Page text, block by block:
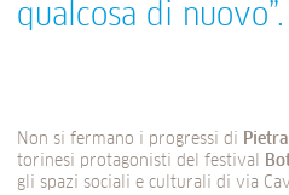
qualcosa di nuovo”.
Non si fermano i progressi di
torinesi protagonisti del festival
gli spazi sociali e culturali di via